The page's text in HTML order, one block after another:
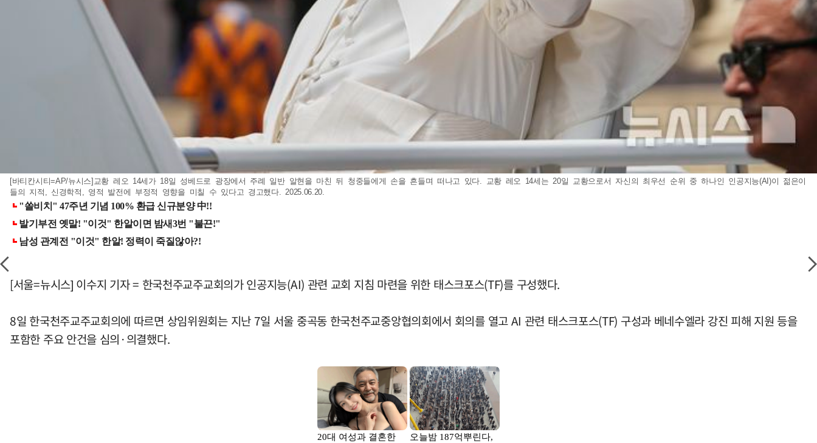
[바티칸시티=AP/뉴시스]교황 레오 14세가 18일 성베드로 광장에서 주례 일반 알현을 마친 뒤 청중들에게 손을 흔들며 떠나고 있다. 교황 레오 14세는 20일 교황으로서 자신의 최우선 순위 중 하나인 인공지능(AI)이 젊은이
들의 지적, 신경학적, 영적 발전에 부정적 영향을 미칠 수 있다고 경고했다. 2025.06.20.
[서울=뉴시스] 이수지 기자 = 한국천주교주교회의가 인공지능(AI) 관련 교회 지침 마련을 위한 태스크포스(TF)를 구성했다.
8일 한국천주교주교회의에 따르면 상임위원회는 지난 7일 서울 중곡동 한국천주교중앙협의회에서 회의를 열고 AI 관련 태스크포스(TF) 구성과 베네수엘라 강진 피해 지원 등을
포함한 주요 안건을 심의·의결했다.